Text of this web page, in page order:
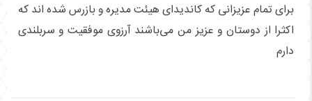
برای تمام عزیزانی که کاندیدای هیئت مدیره و بازرس شده اند که
اکثرا از دوستان و عزیز من می‌باشند آرزوی موفقیت و سربلندی
دارم